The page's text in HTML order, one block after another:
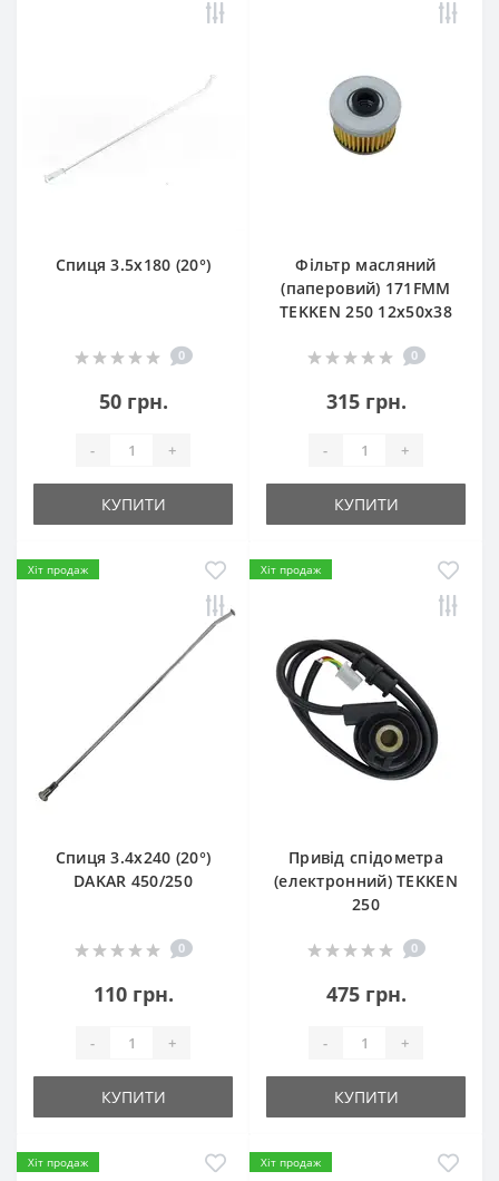
Спиця 3.5х180 (20°)
0
50 грн.
- +
КУПИТИ
Фільтр масляний
(паперовий) 171FMM
TEKKEN 250 12х50х38
0
315 грн.
- +
КУПИТИ
Хіт продаж
Спиця 3.4х240 (20°)
DAKAR 450/250
0
110 грн.
- +
КУПИТИ
Хіт продаж
Привід спідометра
(електронний) TEKKEN
250
0
475 грн.
- +
КУПИТИ
Хіт продаж Хіт продаж